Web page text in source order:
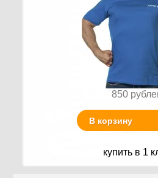
850
В корзину
купить в 1